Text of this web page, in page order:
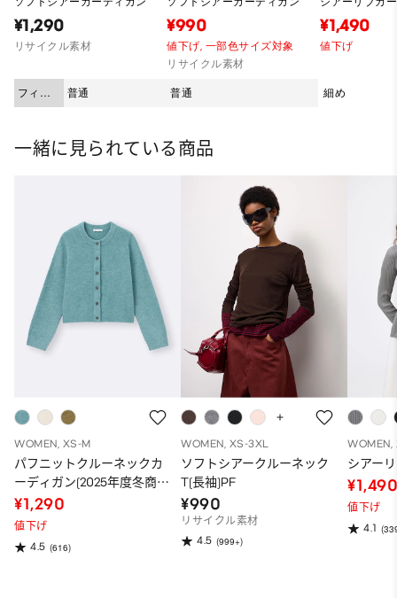
¥1,290
リサイクル素材
フィッ
ト
普通
¥990
値下げ, 一部色サイズ対象
リサイクル素材
普通
¥1,490
値下げ
細め
一緒に見られている商品
WOMEN, XS-M
パフニットクルーネックカ
ーディガン(2025年度冬商
品)
¥1,290
値下げ
4.5 (616)
WOMEN, XS-3XL
ソフトシアークルーネック
T(長袖)PF
¥990
リサイクル素材
4.5 (999+)
WOMEN,
シアー
値下げ
4.1